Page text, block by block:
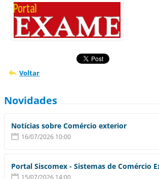
Voltar
Novidades
Notícias sobre Comércio exterior
16/07/2026 10:00
Portal Siscomex - Sistemas de Comércio
15/07/2026 14:00